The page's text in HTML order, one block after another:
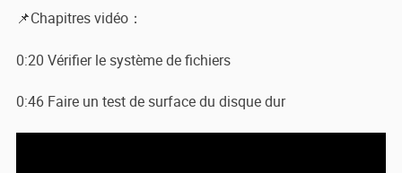
📌Chapitres vidéo：
0:20 Vérifier le système de fichiers
0:46 Faire un test de surface du disque dur